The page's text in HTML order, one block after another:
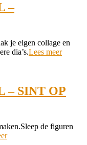
–
je eigen collage en
dia’s.Lees meer
– SINT OP
de figuren